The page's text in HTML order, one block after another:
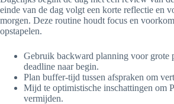
einde van de dag volgt een korte reflectie en
morgen. Deze routine houdt focus en
opstapelen.
Gebruik backward planning voor grote
deadline naar begin.
Plan buffer-tijd tussen afspraken om
Mijd te optimistische inschattingen om
vermijden.